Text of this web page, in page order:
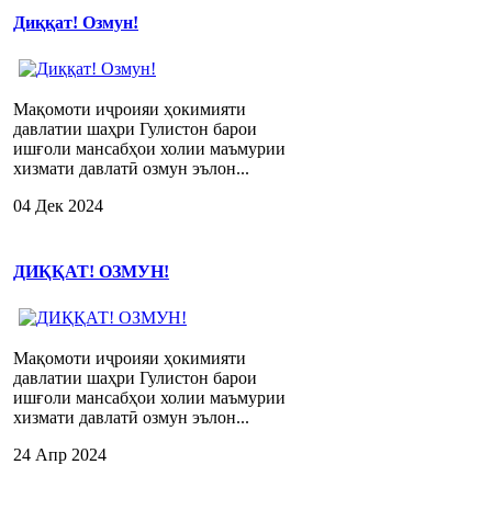
Диққат! Озмун!
Мақомоти иҷроияи ҳокимияти
давлатии шаҳри Гулистон барои
ишғоли мансабҳои холии маъмурии
хизмати давлатӣ озмун эълон...
04 Дек 2024
ДИҚҚАТ! ОЗМУН!
Мақомоти иҷроияи ҳокимияти
давлатии шаҳри Гулистон барои
ишғоли мансабҳои холии маъмурии
хизмати давлатӣ озмун эълон...
24 Апр 2024